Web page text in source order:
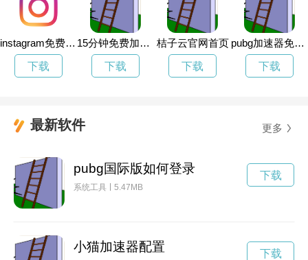
instagram免费加速器永久
下载
15分钟免费加速器
下载
桔子云官网首页
下载
pubg加速器免费版
下载
最新软件 更多
pubg国际版如何登录
系统工具 5.47MB
下载
小猫加速器配置 下载